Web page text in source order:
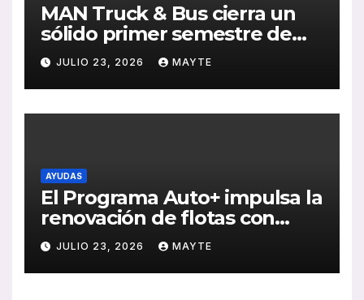
MAN Truck & Bus cierra un
sólido primer semestre de
2026 con crecimiento en
ventas, pedidos y
rentabilidad
JULIO 23, 2026 MAYTE
AYUDAS
El Programa Auto+ impulsa la
renovación de flotas con
ayudas a vehículos eléctricos
ligeros
JULIO 23, 2026 MAYTE